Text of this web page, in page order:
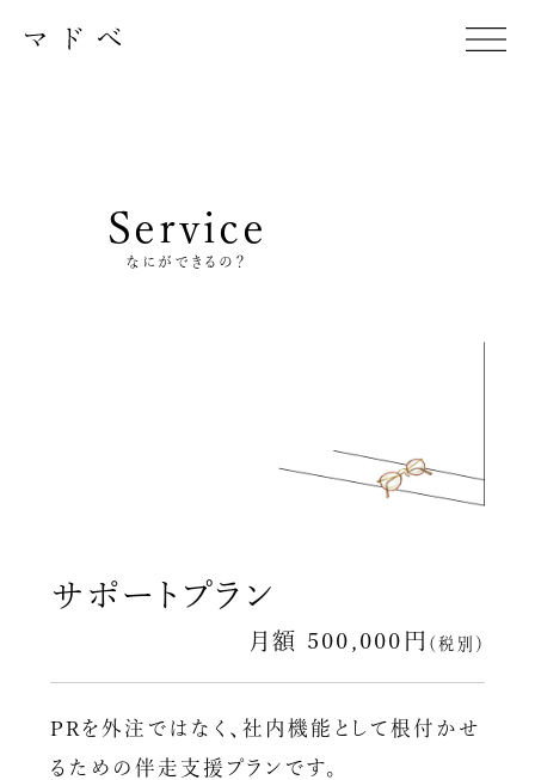
Service
なにができるの？
サポートプラン
月額 500,000円 （税別）
PRを外注ではなく、社内機能として根付かせ
るための伴走支援プランです。